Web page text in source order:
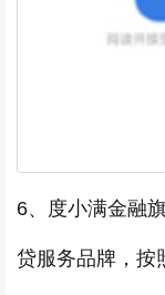
6、度小满金融
贷服务品牌，按